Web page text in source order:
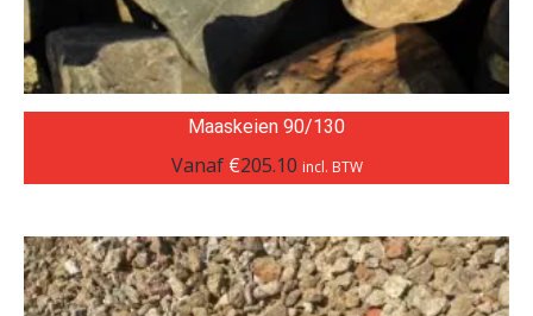
Maaskeien 90/130
Vanaf €205.10 incl. BTW